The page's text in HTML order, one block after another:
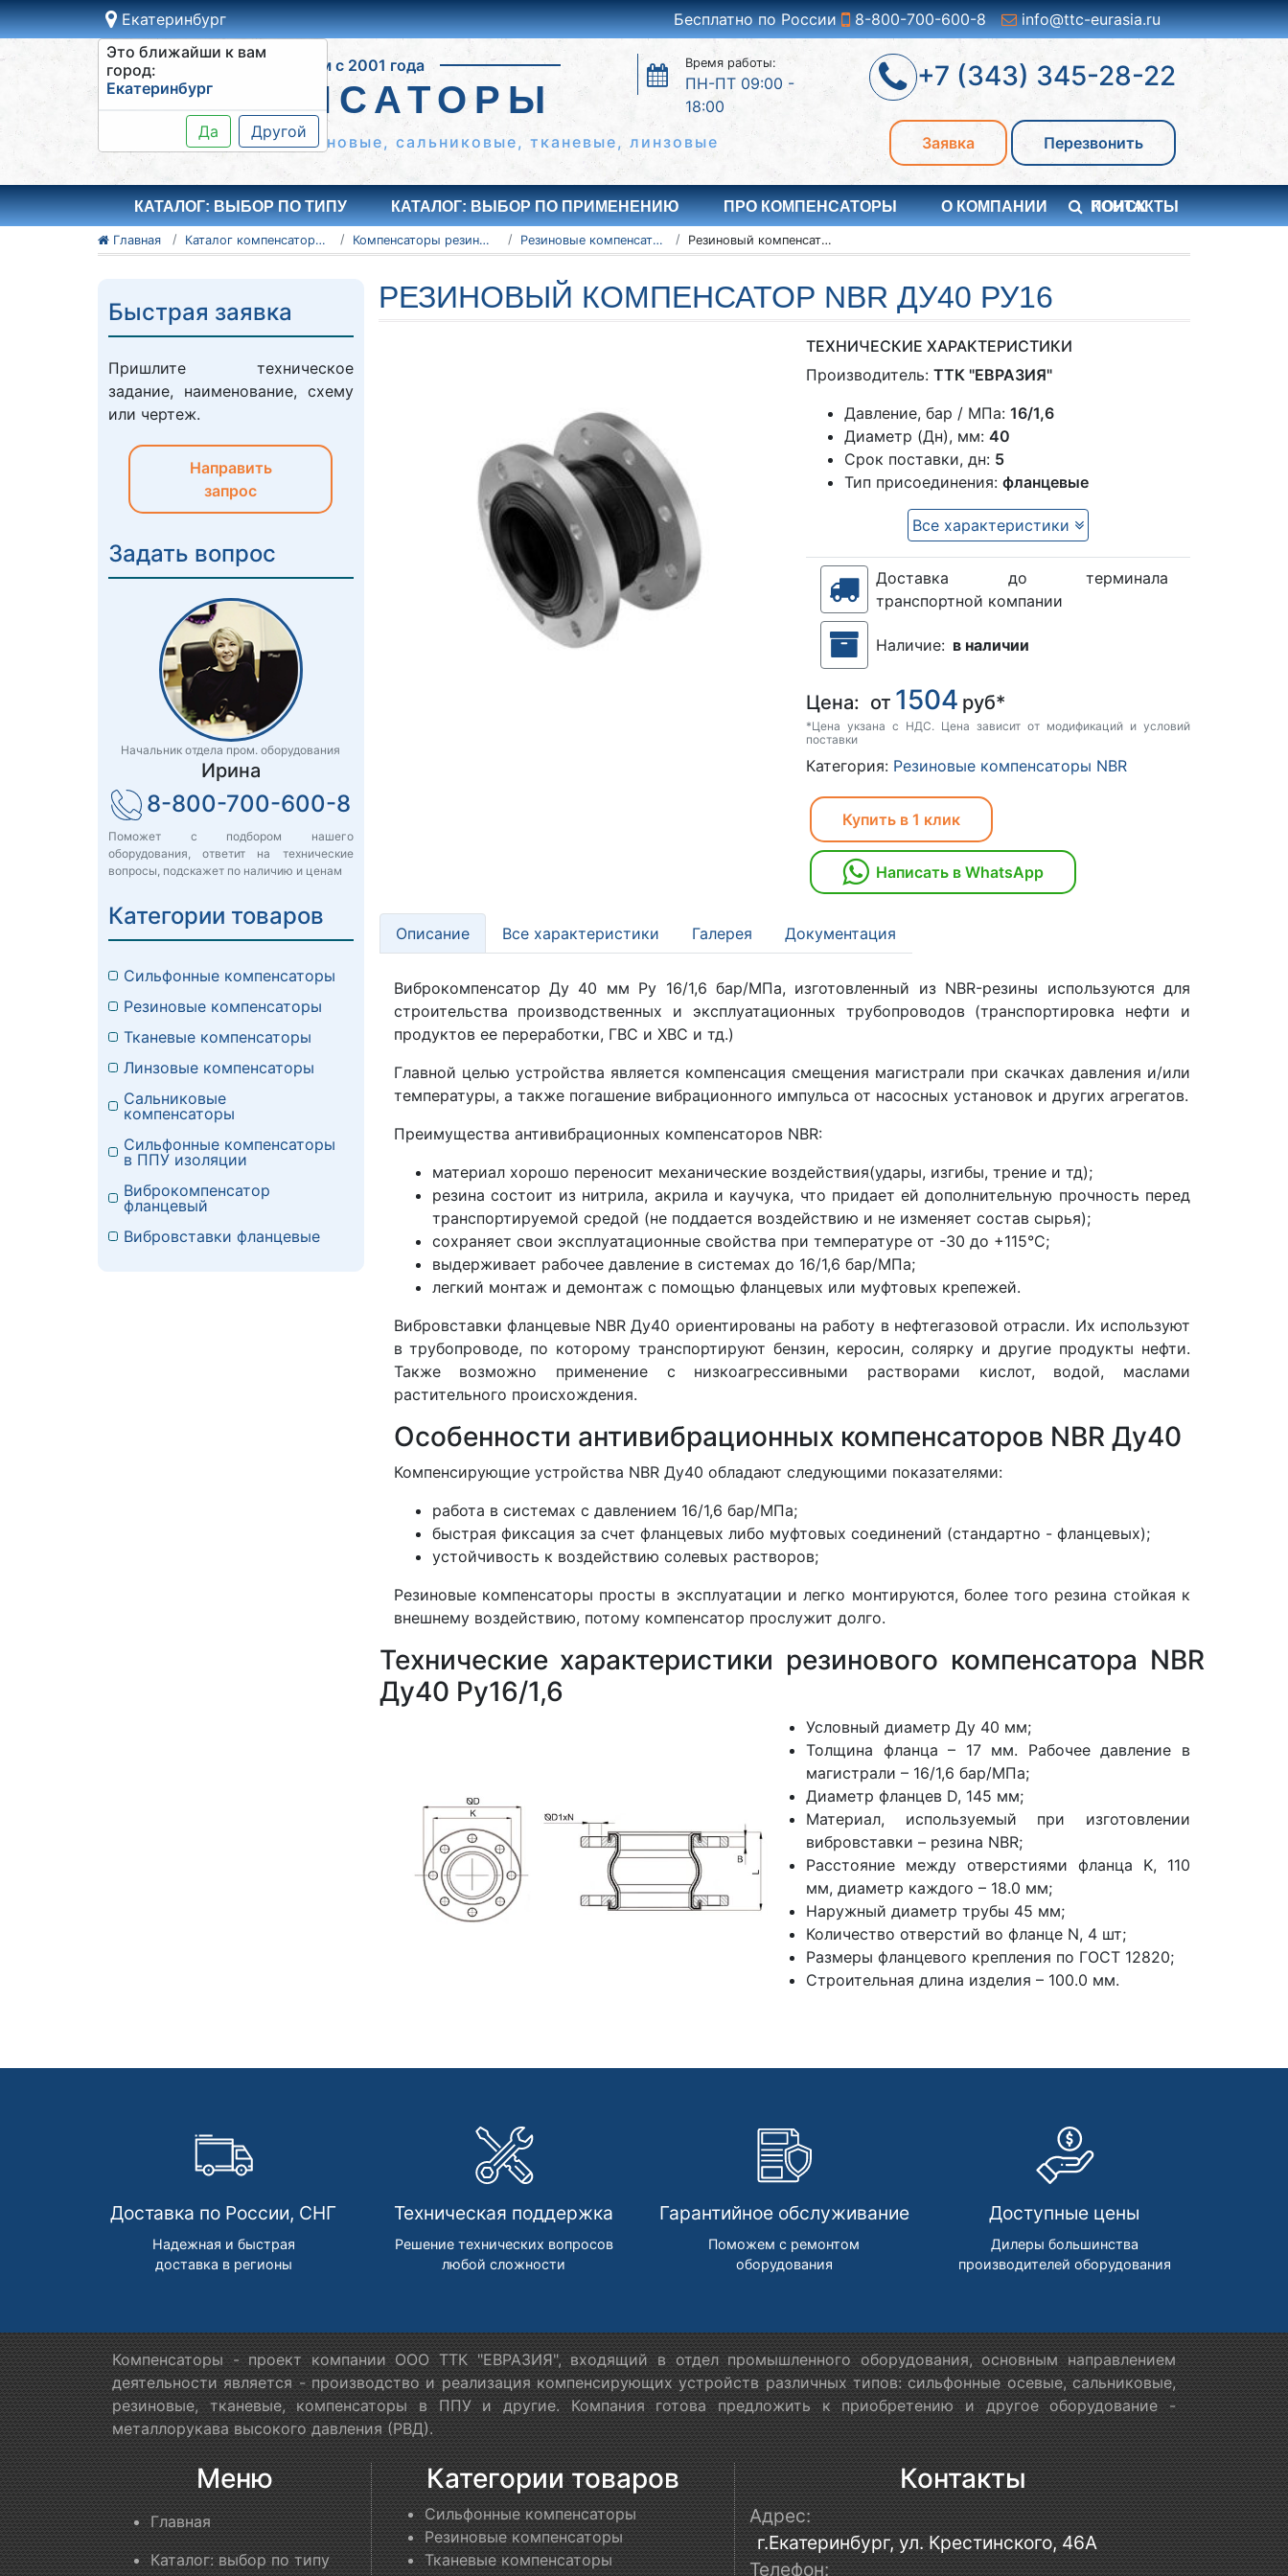
Екатеринбург
Это ближайши к вам
город:
Екатеринбург
Да Другой
Бесплатно по России 8-800-700-600-8 info@ttc-eurasia.ru
Работаем с 2001 года
КОМПЕНСАТОРЫ
Время работы:
ПН-ПТ 09:00 -
18:00
Сильфонные КСО, резиновые, сальниковые, тканевые, линзовые
+7 (343) 345-28-22
Заявка Перезвонить
КАТАЛОГ: ВЫБОР ПО ТИПУ КАТАЛОГ: ВЫБОР ПО ПРИМЕНЕНИЮ ПРО КОМПЕНСАТОРЫ О КОМПАНИИ КОНТАКТЫ
ПОИСК
Главная Каталог компенсаторов Компенсаторы резиновые антивибрационные Резиновые компенсаторы NBR Резиновый компенсатор NBR Ду40 Ру16
РЕЗИНОВЫЙ КОМПЕНСАТОР NBR ДУ40 РУ16
ТЕХНИЧЕСКИЕ ХАРАКТЕРИСТИКИ
Производитель:ТТК "ЕВРАЗИЯ"
Давление, бар / МПа:16/1,6
Диаметр (Дн), мм:40
Срок поставки, дн: 5
Тип присоединения:фланцевые
Все характеристики
Доставка до терминала
транспортной компании
Наличие: в наличии
Цена: от 1504 руб*
*Цена укзана с НДС. Цена зависит от модификаций и условий
поставки
Категория: Резиновые компенсаторы NBR
Купить в 1 клик
Написать в WhatsApp
Описание Все характеристики Галерея Документация
Виброкомпенсатор Ду 40 мм Ру 16/1,6 бар/МПа, изготовленный из NBR-резины используются для
строительства производственных и эксплуатационных трубопроводов (транспортировка нефти и
продуктов ее переработки, ГВС и ХВС и тд.)
Главной целью устройства является компенсация смещения магистрали при скачках давления и/или
температуры, а также погашение вибрационного импульса от насосных установок и других агрегатов.
Преимущества антивибрационных компенсаторов NBR:
материал хорошо переносит механические воздействия(удары, изгибы, трение и тд);
резина состоит из нитрила, акрила и каучука, что придает ей дополнительную прочность перед
транспортируемой средой (не поддается воздействию и не изменяет состав сырья);
сохраняет свои эксплуатационные свойства при температуре от -30 до +115°С;
выдерживает рабочее давление в системах до 16/1,6 бар/МПа;
легкий монтаж и демонтаж с помощью фланцевых или муфтовых крепежей.
Вибровставки фланцевые NBR Ду40 ориентированы на работу в нефтегазовой отрасли. Их используют
в трубопроводе, по которому транспортируют бензин, керосин, солярку и другие продукты нефти.
Также возможно применение с низкоагрессивными растворами кислот, водой, маслами
растительного происхождения.
Особенности антивибрационных компенсаторов NBR Ду40
Компенсирующие устройства NBR Ду40 обладают следующими показателями:
работа в системах с давлением 16/1,6 бар/МПа;
быстрая фиксация за счет фланцевых либо муфтовых соединений (стандартно - фланцевых);
устойчивость к воздействию солевых растворов;
Резиновые компенсаторы просты в эксплуатации и легко монтируются, более того резина стойкая к
внешнему воздействию, потому компенсатор прослужит долго.
Технические характеристики резинового компенсатора NBR
Ду40 Ру16/1,6
Условный диаметр Ду 40 мм;
Толщина фланца – 17 мм. Рабочее давление в
магистрали – 16/1,6 бар/МПа;
Диаметр фланцев D, 145 мм;
Материал, используемый при изготовлении
вибровставки – резина NBR;
Расстояние между отверстиями фланца K, 110
мм, диаметр каждого – 18.0 мм;
Наружный диаметр трубы 45 мм;
Количество отверстий во фланце N, 4 шт;
Размеры фланцевого крепления по ГОСТ 12820;
Строительная длина изделия – 100.0 мм.
Быстрая заявка
Пришлите техническое
задание, наименование, схему
или чертеж.
Направить
запрос
Задать вопрос
Начальник отдела пром. оборудования
Ирина
8-800-700-600-8
Поможет с подбором нашего
оборудования, ответит на технические
вопросы, подскажет по наличию и ценам
Категории товаров
Сильфонные компенсаторы
Резиновые компенсаторы
Тканевые компенсаторы
Линзовые компенсаторы
Сальниковые
компенсаторы
Сильфонные компенсаторы
в ППУ изоляции
Виброкомпенсатор
фланцевый
Вибровставки фланцевые
Доставка по России, СНГ
Надежная и быстрая
доставка в регионы
Техническая поддержка
Решение технических вопросов
любой сложности
Гарантийное обслуживание
Поможем с ремонтом
оборудования
Доступные цены
Дилеры большинства
производителей оборудования
Компенсаторы - проект компании ООО ТТК "ЕВРАЗИЯ", входящий в отдел промышленного оборудования, основным направлением
деятельности является - производство и реализация компенсирующих устройств различных типов: сильфонные осевые, сальниковые,
резиновые, тканевые, компенсаторы в ППУ и другие. Компания готова предложить к приобретению и другое оборудование -
металлорукава высокого давления (РВД).
Меню
Главная
Каталог: выбор по типу
Категории товаров
Сильфонные компенсаторы
Резиновые компенсаторы
Тканевые компенсаторы
Контакты
Адрес:
г.Екатеринбург, ул. Крестинского, 46А
Телефон: